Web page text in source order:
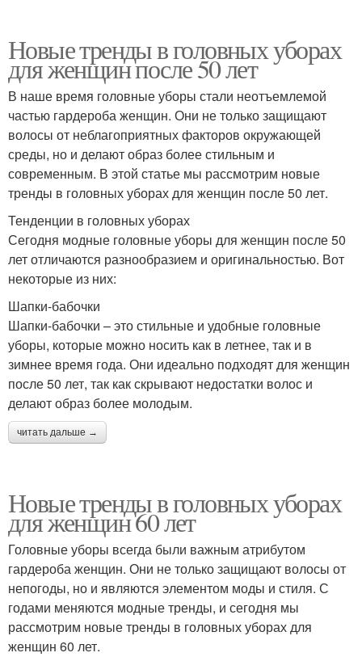
Новые тренды в головных уборах
для женщин после 50 лет
В наше время головные уборы стали неотъемлемой
частью гардероба женщин. Они не только защищают
волосы от неблагоприятных факторов окружающей
среды, но и делают образ более стильным и
современным. В этой статье мы рассмотрим новые
тренды в головных уборах для женщин после 50 лет.
Тенденции в головных уборах
Сегодня модные головные уборы для женщин после 50
лет отличаются разнообразием и оригинальностью. Вот
некоторые из них:
Шапки-бабочки
Шапки-бабочки – это стильные и удобные головные
уборы, которые можно носить как в летнее, так и в
зимнее время года. Они идеально подходят для женщин
после 50 лет, так как скрывают недостатки волос и
делают образ более молодым.
читать дальше →
Новые тренды в головных уборах
для женщин 60 лет
Головные уборы всегда были важным атрибутом
гардероба женщин. Они не только защищают волосы от
непогоды, но и являются элементом моды и стиля. С
годами меняются модные тренды, и сегодня мы
рассмотрим новые тренды в головных уборах для
женщин 60 лет.